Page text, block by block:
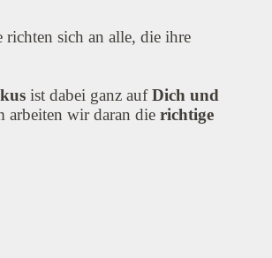
sich an alle, die ihre
ist dabei ganz aufDich und
arbeiten wir daran die richtige